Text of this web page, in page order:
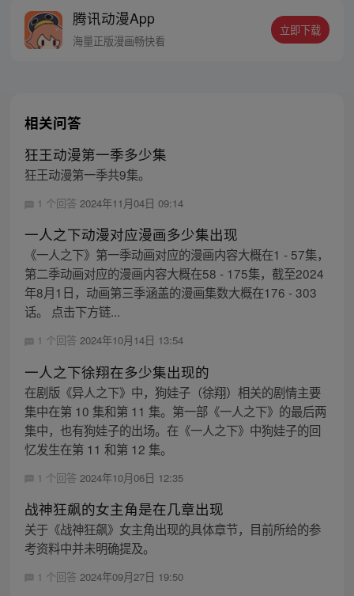
腾讯动漫App
海量正版漫画畅快看
立即下载
相关问答
狂王动漫第一季多少集
狂王动漫第一季共9集。
1 个回答 2024年11月04日 09:14
一人之下动漫对应漫画多少集出现
《一人之下》第一季动画对应的漫画内容大概在1 - 57集，
第二季动画对应的漫画内容大概在58 - 175集，截至2024
年8月1日，动画第三季涵盖的漫画集数大概在176 - 303
话。 点击下方链...
1 个回答 2024年10月14日 13:54
一人之下徐翔在多少集出现的
在剧版《异人之下》中，狗娃子（徐翔）相关的剧情主要
集中在第 10 集和第 11 集。第一部《一人之下》的最后两
集中，也有狗娃子的出场。在《一人之下》中狗娃子的回
忆发生在第 11 和第 12 集。
1 个回答 2024年10月06日 12:35
战神狂飙的女主角是在几章出现
关于《战神狂飙》女主角出现的具体章节，目前所给的参
考资料中并未明确提及。
1 个回答 2024年09月27日 19:50